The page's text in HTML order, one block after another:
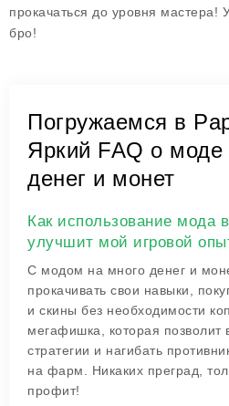
прокачаться до уровня мастера!
бро!
Погружаемся в
Яркий FAQ о моде
денег и монет
Как использование мода
улучшит мой игровой
С модом на много денег и
прокачивать свои навыки,
и скины без необходимости
мегафишка, которая позволит
стратегии и нагибать
на фарм. Никаких преград,
профит!